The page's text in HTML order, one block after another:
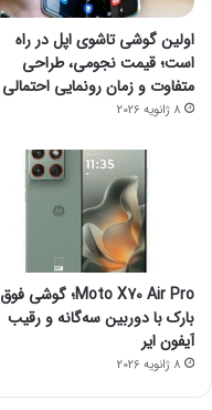
اولین گوشی تاشوی اپل در راه
است؛ قیمت نجومی، طراحی
متفاوت و زمان رونمایی احتمالی
8 ژانویه 2026
Moto X70 Air Pro؛ گوشی فوق
بارک با دوربین سه‌گانه و رقیب
آیفون ایر
8 ژانویه 2026